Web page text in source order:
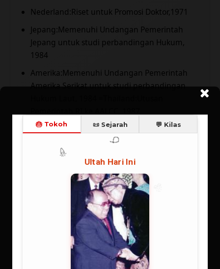
Nederland:Riset untuk Promosi Doktor,1971
Jepang:Memenuhi Undangan Pemerintah
Jepang untuk studi perbandingan Hukum,
1984
Amerika:Memenuhi Undangan Pemerintah
Amerika Serikat untuk studi perbandingan
Singapura:Utusan Pemerintah RI pada
Konferensi AALCC, 1987
New York:Sidang ke-28 Sub Komite Hukum
Komite PBB Tentang Penggunaan Antariksa
Untuk Maksud-maksud Damai (UNCOPUOS/
United Nations Committee on Peaceful Uses of
Outer Space ),1989
Geneva: Mengikuti 1st World Electronic Media
Symposium yang diselenggarakan oleh ITU
(International Telecommunication Union),